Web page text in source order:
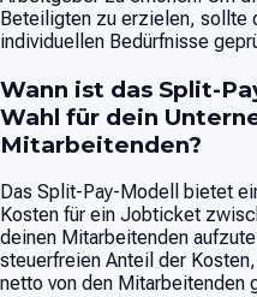
Beteiligten zu erzielen, sollte
individuellen Bedürfnisse
Wann ist das Split-
Wahl für dein
Mitarbeitenden?
Das Split-Pay-Modell bietet
Kosten für ein Jobticket
deinen Mitarbeitenden
steuerfreien Anteil der
netto von den Mitarbeitenden